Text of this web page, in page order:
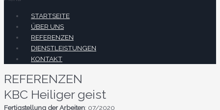
STARTSEITE
ÜBER UNS
REFERENZEN
DIENSTLEISTUNGEN
KONTAKT
REFERENZEN
KBC Heiliger geist
Fertigstellung der Arbeiten: 07/2020